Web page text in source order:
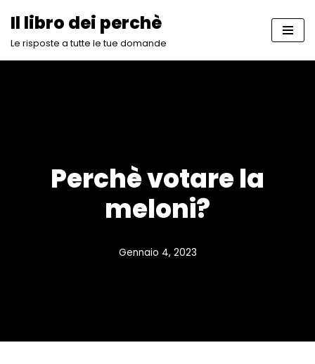
Vai
Il libro dei perchè
Le risposte a tutte le tue domande
Perchè votare la
meloni?
Gennaio 4, 2023